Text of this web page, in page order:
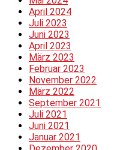
April 2024
Juli 2023
Juni 2023
April 2023
März 2023
Februar 2023
November 2022
März 2022
September 2021
Juli 2021
Juni 2021
Januar 2021